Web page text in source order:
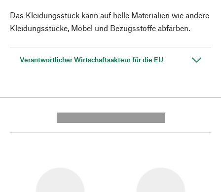
Das Kleidungsstück kann auf helle Materialien wie andere
Kleidungsstücke, Möbel und Bezugsstoffe abfärben.
Verantwortlicher Wirtschaftsakteur für die EU